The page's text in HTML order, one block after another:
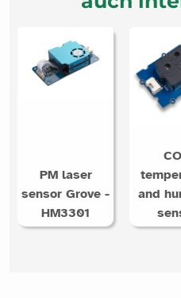
sensor Grove -
HM3301
and